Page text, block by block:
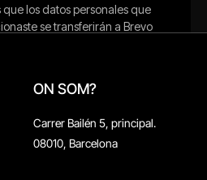
ON SOM?
Carrer Bailén 5, principal.
08010, Barcelona